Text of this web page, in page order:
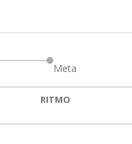
Meta
RITMO